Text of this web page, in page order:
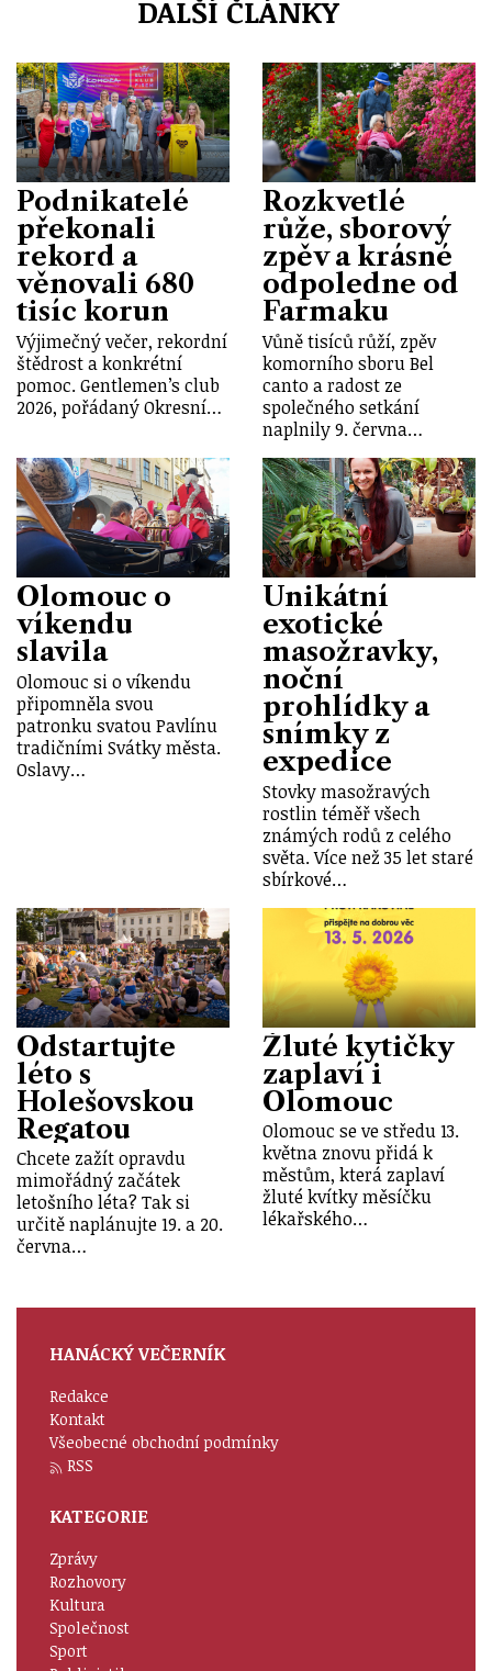
DALŠÍ ČLÁNKY
Podnikatelé
překonali
rekord a
věnovali 680
tisíc korun
Výjimečný večer, rekordní
štědrost a konkrétní
pomoc. Gentlemen’s club
2026, pořádaný Okresní…
Rozkvetlé
růže, sborový
zpěv a krásné
odpoledne od
Farmaku
Vůně tisíců růží, zpěv
komorního sboru Bel
canto a radost ze
společného setkání
naplnily 9. června…
Olomouc o
víkendu
slavila
Olomouc si o víkendu
připomněla svou
patronku svatou Pavlínu
tradičními Svátky města.
Oslavy…
Unikátní
exotické
masožravky,
noční
prohlídky a
snímky z
expedice
Stovky masožravých
rostlin téměř všech
známých rodů z celého
světa. Více než 35 let staré
sbírkové…
Odstartujte
léto s
Holešovskou
Regatou
Chcete zažít opravdu
mimořádný začátek
letošního léta? Tak si
určitě naplánujte 19. a 20.
června…
Žluté kytičky
zaplaví i
Olomouc
Olomouc se ve středu 13.
května znovu přidá k
městům, která zaplaví
žluté kvítky měsíčku
lékařského…
HANÁCKÝ VEČERNÍK
Redakce
Kontakt
Všeobecné obchodní podmínky
RSS
KATEGORIE
Zprávy
Rozhovory
Kultura
Společnost
Sport